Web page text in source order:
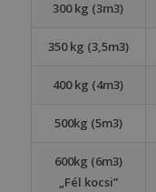
300 kg (3m3)
350 kg (3,5m3)
400 kg (4m3)
500kg (5m3)
600kg (6m3)
„Fél kocsi”